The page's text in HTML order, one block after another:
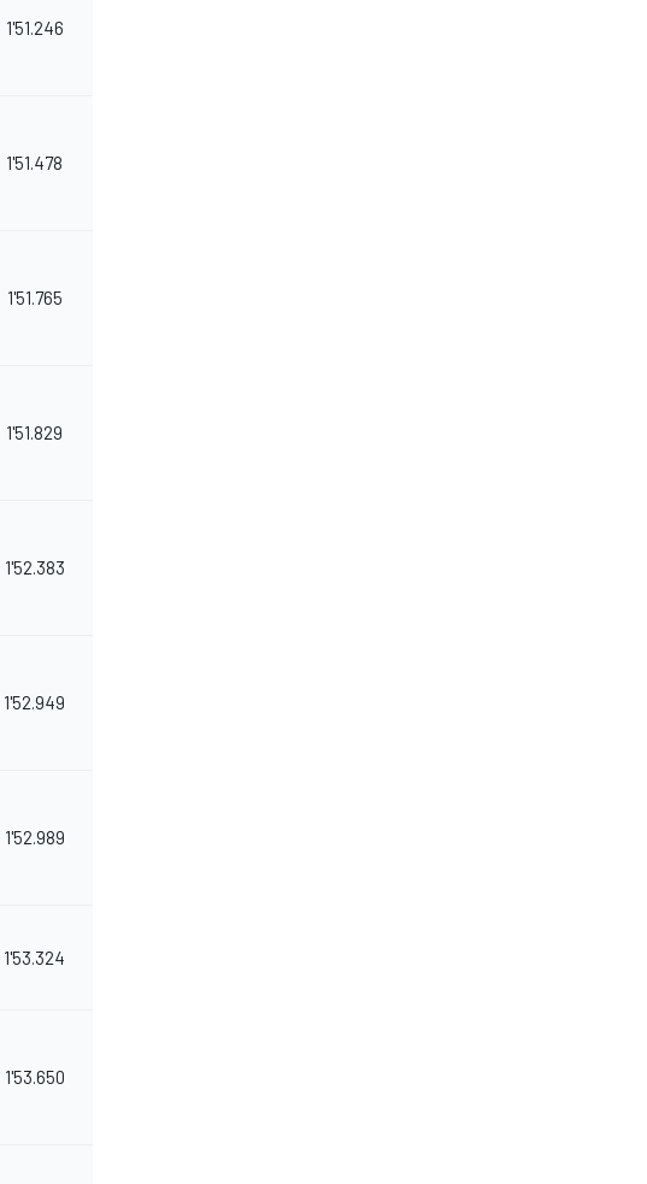
1'51.246
1'51.478
1'51.765
1'51.829
1'52.383
1'52.949
1'52.989
1'53.324
1'53.650